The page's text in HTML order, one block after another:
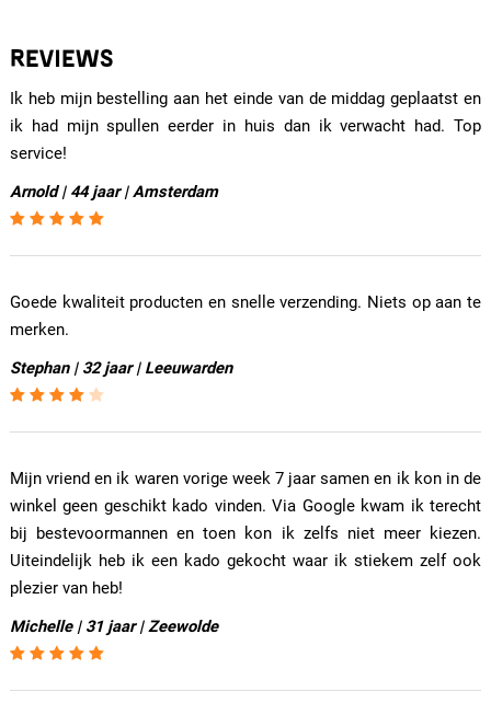
REVIEWS
Ik heb mijn bestelling aan het einde van de middag geplaatst en
ik had mijn spullen eerder in huis dan ik verwacht had. Top
service!
Arnold | 44 jaar | Amsterdam
Goede kwaliteit producten en snelle verzending. Niets op aan te
merken.
Stephan | 32 jaar | Leeuwarden
Mijn vriend en ik waren vorige week 7 jaar samen en ik kon in de
winkel geen geschikt kado vinden. Via Google kwam ik terecht
bij bestevoormannen en toen kon ik zelfs niet meer kiezen.
Uiteindelijk heb ik een kado gekocht waar ik stiekem zelf ook
plezier van heb!
Michelle | 31 jaar | Zeewolde